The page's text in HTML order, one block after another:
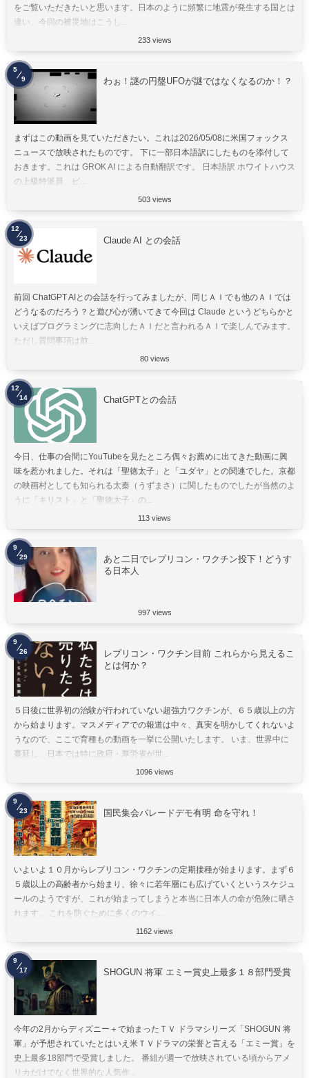
をご覧いただきたいと思います。日本のように頻繁に地震が発生する国とは
違い、今回の被災地はこうし...
233 views
わぉ！謎の円盤UFOが謎ではなくなるのか！？
まずはこの動画を見ていただきたい。これは2026/05/08に米国フォックス
ニュースで放映されたものです。 下に一部日本語訳にしたものを添付して
おきます。これは GROK AI による自動翻訳です。 日本語訳 ホワイトハウス
の上級特派員、ピ...
503 views
5
9
Claude AI との会話
前回 ChatGPT AIとの会話を行ってみましたが、同じＡＩでも他のＡＩでは
どうなるのだろう？と遊び心が湧いてきて今回は Claude というどちらかと
いえばプログラミングに志向したＡＩだと言われるＡＩで楽しんでみます。
ただし質問事項は前...
80 views
12
23
ChatGPTとの会話
今日、仕事の合間にYouTubeを見たところ偶々お薦めに出てきた動画に興
味を惹かれました。それは「聖徳太子」と「ユダヤ」との関連でした。京都
の映画村としても知られる太秦（うずまさ）に関したものでしたが当然のよ
うに「キリスト」と「聖徳太子」の...
113 views
12
14
あと二日でレプリコン・ワクチン投下！どうす
る日本人
997 views
9
29
レプリコン・ワクチン目前 これらから見えるこ
とは何か？
５日後に世界初の治験が行われていない超強力ワクチンが、６５歳以上の方
から始まります。マスメディアでの報道は中々、真実を明かしてくれないよ
うなので、ここで育種もの動画を一挙に公開いたします。 いま、世界中に
蔓延し、日本では特に政府・厚労省が世...
1096 views
9
26
国民集会パレードデモ有明 命を守れ！
いよいよ１０月からレプリコン・ワクチンの定期接種が始まります。まず６
５歳以上の高齢者から始まり、徐々に若年層にも広げていくというスケジュ
ールのようですが、これが始まってしまうと本当に日本人の命が危険に晒さ
れます。 これを防ぐために多くのウイ...
1162 views
9
23
SHOGUN 将軍 エミー賞史上最多１８部門受賞
今年の2月からディズニー＋で始まったＴＶ ドラマシリーズ「SHOGUN 将
軍」が予想されていたとはいえ米ＴＶドラマの栄誉と言える「エミー賞」を
史上最多18部門で受賞しました。 番組が週一で放映されている頃からアメ
リカだけでなく世界的な人気作...
9
17